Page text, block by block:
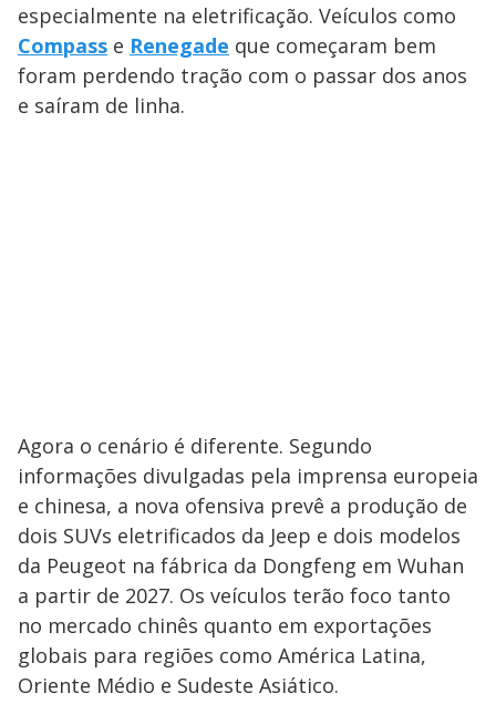
especialmente na eletrificação. Veículos como
Compass e Renegade que começaram bem
foram perdendo tração com o passar dos anos
e saíram de linha.
Agora o cenário é diferente. Segundo
informações divulgadas pela imprensa europeia
e chinesa, a nova ofensiva prevê a produção de
dois SUVs eletrificados da Jeep e dois modelos
da Peugeot na fábrica da Dongfeng em Wuhan
a partir de 2027. Os veículos terão foco tanto
no mercado chinês quanto em exportações
globais para regiões como América Latina,
Oriente Médio e Sudeste Asiático.